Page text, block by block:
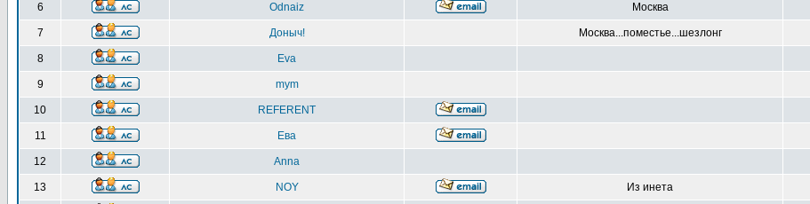
6 Odnaiz Москва
7 Доныч! Москва...поместье...шезлонг
8 Eva
9 mym
10 REFERENT
11 Ева
12 Anna
13 NOY Из инета